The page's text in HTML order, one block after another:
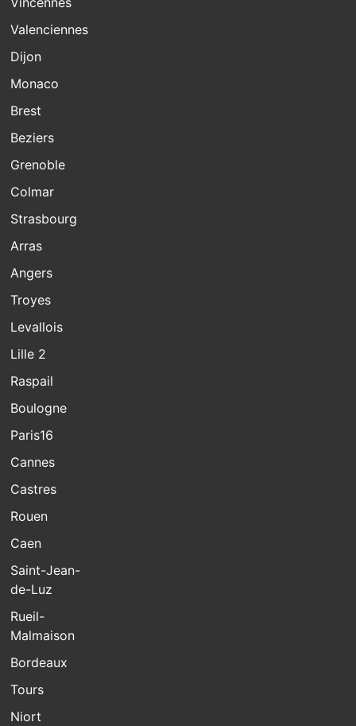
Valenciennes
Dijon
Monaco
Brest
Beziers
Grenoble
Colmar
Strasbourg
Arras
Angers
Troyes
Levallois
Lille 2
Raspail
Boulogne
Paris16
Cannes
Castres
Rouen
Caen
Saint-Jean-
de-Luz
Rueil-
Malmaison
Bordeaux
Tours
Niort